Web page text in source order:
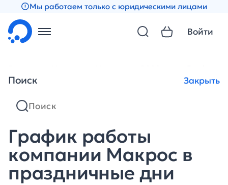
Мы работаем только с юридическими лицами
Поиск Закрыть
Войти
Главная Новости Новости за 2008 год График
График работы
компании Макрос в
праздничные дни